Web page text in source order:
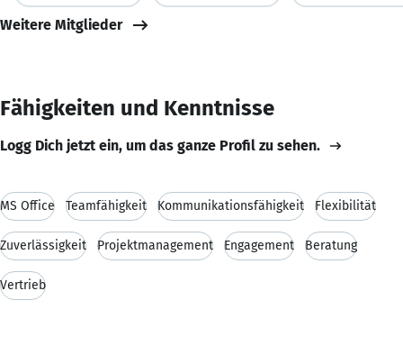
Weitere Mitglieder
Fähigkeiten und Kenntnisse
Logg Dich jetzt ein, um das ganze Profil zu sehen.
MS Office Teamfähigkeit Kommunikationsfähigkeit Flexibilität
Zuverlässigkeit Projektmanagement Engagement Beratung
Vertrieb